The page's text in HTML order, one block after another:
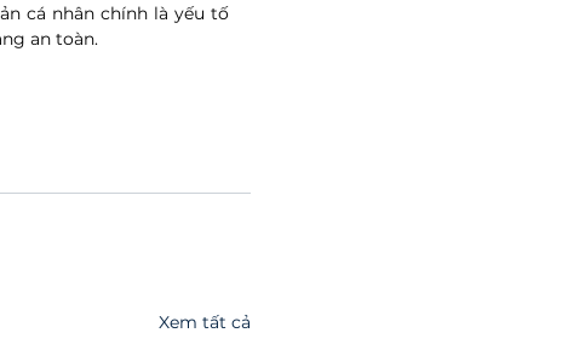
cá nhân chính là yếu tố
an toàn.
Xem tất cả